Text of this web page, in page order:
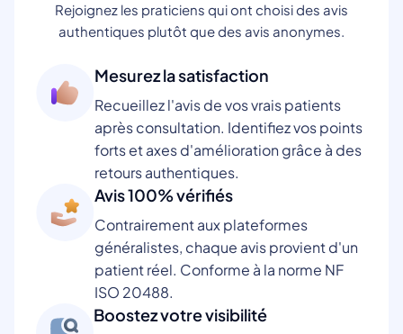
Rejoignez les praticiens qui ont choisi des avis
authentiques plutôt que des avis anonymes.
Mesurez la satisfaction
Recueillez l'avis de vos vrais patients
après consultation. Identifiez vos points
forts et axes d'amélioration grâce à des
retours authentiques.
Avis 100% vérifiés
Contrairement aux plateformes
généralistes, chaque avis provient d'un
patient réel. Conforme à la norme NF
ISO 20488.
Boostez votre visibilité